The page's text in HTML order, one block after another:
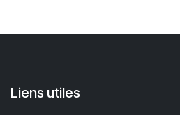
Liens utiles